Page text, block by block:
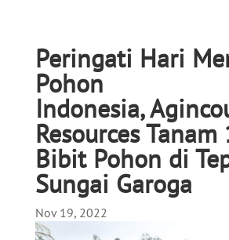
Peringati Hari
Pohon
Indonesia,
Resources Tanam
Bibit Pohon di
Sungai Garoga
Nov 19, 2022